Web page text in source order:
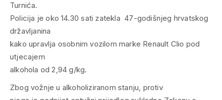
Turnića.
Policija je oko 14.30 sati zatekla 47-godišnjeg hrvatskog
državljanina
kako upravlja osobnim vozilom marke Renault Clio pod
utjecajem
alkohola od 2,94 g/kg.
Zbog vožnje u alkoholiziranom stanju, protiv